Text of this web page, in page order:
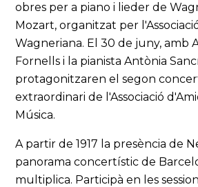
obres per a piano i lieder de
Mozart, organitzat per
Wagneriana. El 30 de juny, amb
Fornells i la pianista Antònia
protagonitzaren el segon
extraordinari de l'Associació
Música.
A partir de 1917 la presència de
panorama concertístic de
multiplica. Participà en les